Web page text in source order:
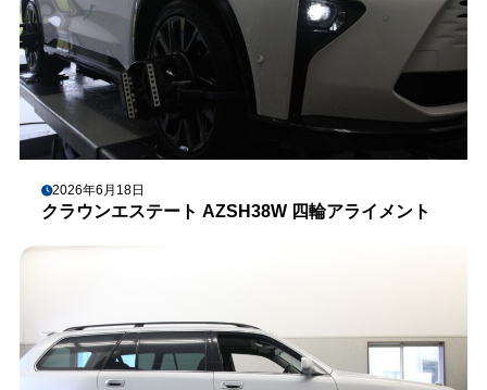
2026年6月18日
クラウンエステート AZSH38W 四輪アライメント